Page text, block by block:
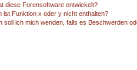
diese Forensoftware entwickelt?
ist Funktion x oder y nicht enthalten?
soll ich mich wenden, falls es Beschwerden